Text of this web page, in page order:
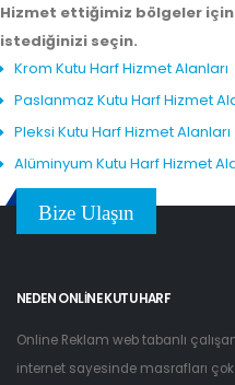
Hizmet ettiğimiz bölgeler
istediğinizi seçin.
Krom Kutu Harf Hizmet Alanları
Paslanmaz Kutu Harf Hizmet
Pleksi Kutu Harf Hizmet Alanları
Alüminyum Kutu Harf Hizmet
Bize Ulaşın
NEDEN ONLINE KUTU HARF
Online Reklam web tabanlı
internet sayesinde masrafları